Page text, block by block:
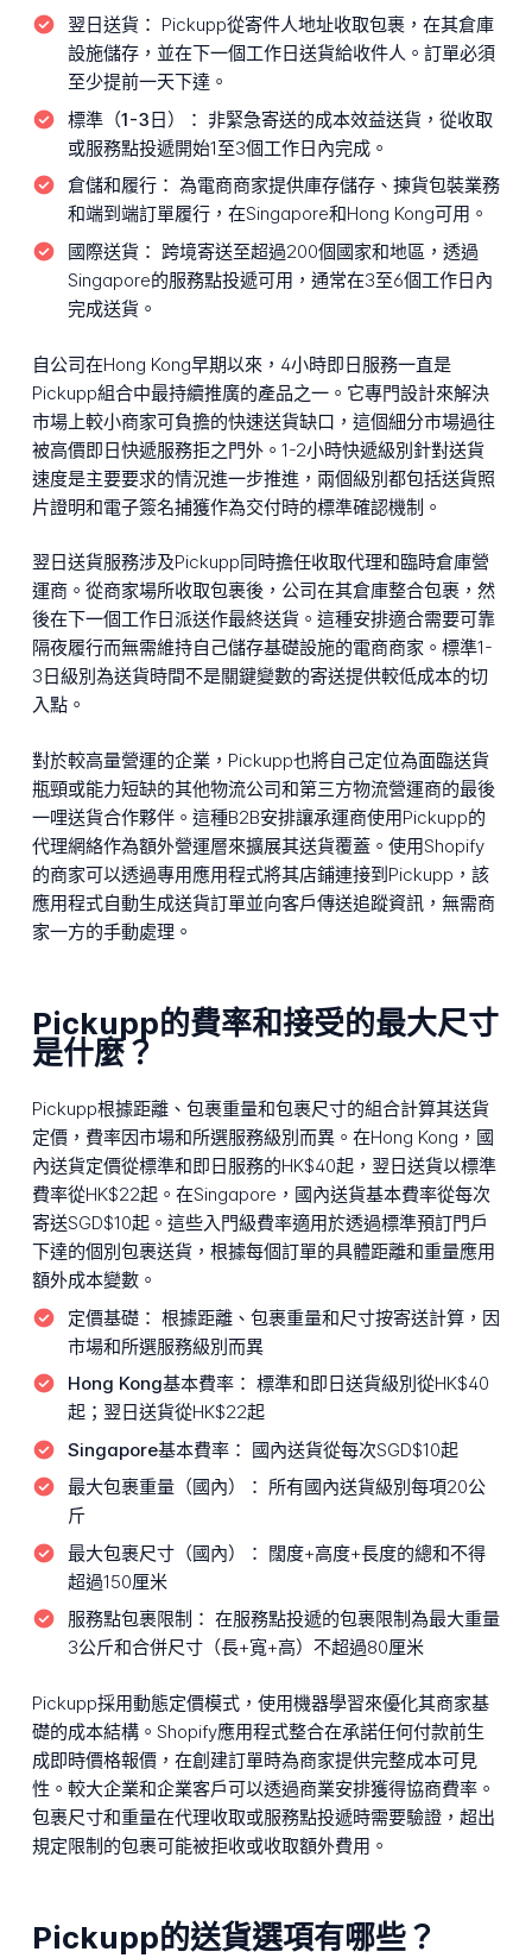
翌日送貨： Pickupp從寄件人地址收取包裹，在其倉庫
設施儲存，並在下一個工作日送貨給收件人。訂單必須
至少提前一天下達。
標準（1-3日）： 非緊急寄送的成本效益送貨，從收取
或服務點投遞開始1至3個工作日內完成。
倉儲和履行： 為電商商家提供庫存儲存、揀貨包裝業務
和端到端訂單履行，在Singapore和Hong Kong可用。
國際送貨： 跨境寄送至超過200個國家和地區，透過
Singapore的服務點投遞可用，通常在3至6個工作日內
完成送貨。
自公司在Hong Kong早期以來，4小時即日服務一直是
Pickupp組合中最持續推廣的產品之一。它專門設計來解決
市場上較小商家可負擔的快速送貨缺口，這個細分市場過往
被高價即日快遞服務拒之門外。1-2小時快遞級別針對送貨
速度是主要要求的情況進一步推進，兩個級別都包括送貨照
片證明和電子簽名捕獲作為交付時的標準確認機制。
翌日送貨服務涉及Pickupp同時擔任收取代理和臨時倉庫營
運商。從商家場所收取包裹後，公司在其倉庫整合包裹，然
後在下一個工作日派送作最終送貨。這種安排適合需要可靠
隔夜履行而無需維持自己儲存基礎設施的電商商家。標準1-
3日級別為送貨時間不是關鍵變數的寄送提供較低成本的切
入點。
對於較高量營運的企業，Pickupp也將自己定位為面臨送貨
瓶頸或能力短缺的其他物流公司和第三方物流營運商的最後
一哩送貨合作夥伴。這種B2B安排讓承運商使用Pickupp的
代理網絡作為額外營運層來擴展其送貨覆蓋。使用Shopify
的商家可以透過專用應用程式將其店鋪連接到Pickupp，該
應用程式自動生成送貨訂單並向客戶傳送追蹤資訊，無需商
家一方的手動處理。
Pickupp的費率和接受的最大尺寸
是什麼？
Pickupp根據距離、包裹重量和包裹尺寸的組合計算其送貨
定價，費率因市場和所選服務級別而異。在Hong Kong，國
內送貨定價從標準和即日服務的HK$40起，翌日送貨以標準
費率從HK$22起。在Singapore，國內送貨基本費率從每次
寄送SGD$10起。這些入門級費率適用於透過標準預訂門戶
下達的個別包裹送貨，根據每個訂單的具體距離和重量應用
額外成本變數。
定價基礎： 根據距離、包裹重量和尺寸按寄送計算，因
市場和所選服務級別而異
Hong Kong基本費率： 標準和即日送貨級別從HK$40
起；翌日送貨從HK$22起
Singapore基本費率： 國內送貨從每次SGD$10起
最大包裹重量（國內）： 所有國內送貨級別每項20公
斤
最大包裹尺寸（國內）： 闊度+高度+長度的總和不得
超過150厘米
服務點包裹限制： 在服務點投遞的包裹限制為最大重量
3公斤和合併尺寸（長+寬+高）不超過80厘米
Pickupp採用動態定價模式，使用機器學習來優化其商家基
礎的成本結構。Shopify應用程式整合在承諾任何付款前生
成即時價格報價，在創建訂單時為商家提供完整成本可見
性。較大企業和企業客戶可以透過商業安排獲得協商費率。
包裹尺寸和重量在代理收取或服務點投遞時需要驗證，超出
規定限制的包裹可能被拒收或收取額外費用。
Pickupp的送貨選項有哪些？